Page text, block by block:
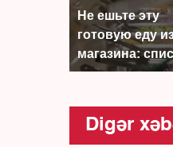
Не ешьте эту
готовую еду
магазина:
Digər